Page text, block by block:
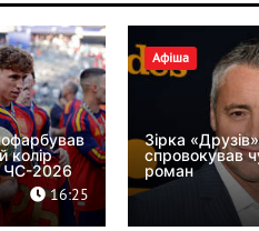
колір
ЧС-2026
16:25
Афіша
Зірка
спровокував
роман